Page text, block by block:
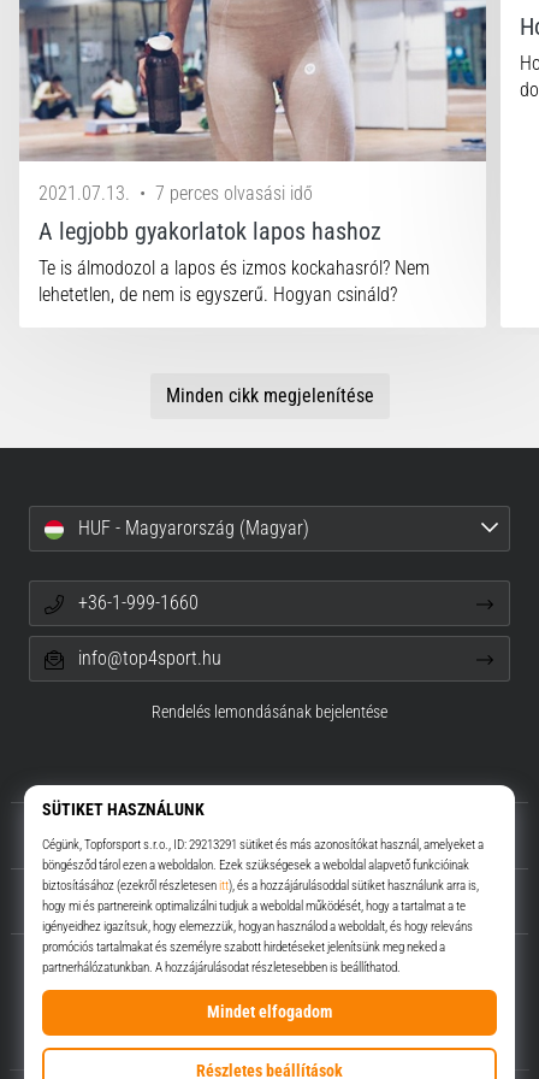
Cross
Training…
Minden cikk
megjelenítése
2021.07.13. • 7 perces olvasási idő
A legjobb gyakorlatok lapos hashoz
Te is álmodozol a lapos és izmos kockahasról? Nem
lehetetlen, de nem is egyszerű. Hogyan csináld?
Minden cikk megjelenítése
Top4Sport.hu
Rólunk
Ügyfélszolgálat
HUF - Magyarország (Magyar)
+36-1-999-1660
info@top4sport.hu
Rendelés lemondásának bejelentése